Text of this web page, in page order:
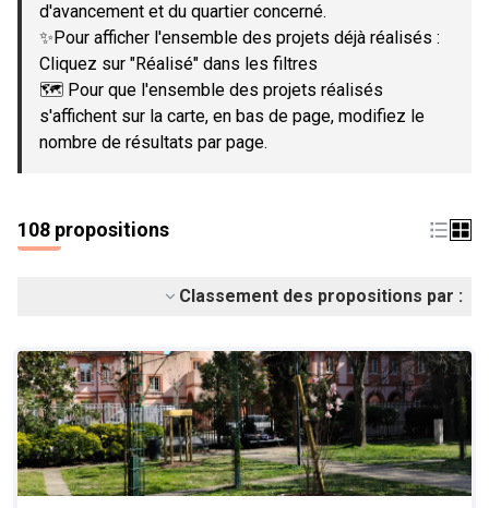
d'avancement et du quartier concerné.
✨Pour afficher l'ensemble des projets déjà réalisés :
Cliquez sur "Réalisé" dans les filtres
🗺️ Pour que l'ensemble des projets réalisés
s'affichent sur la carte, en bas de page, modifiez le
nombre de résultats par page.
108 propositions
Classement des propositions par :